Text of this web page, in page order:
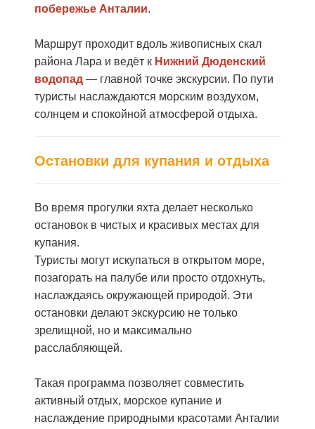
побережье Анталии.
Маршрут проходит вдоль живописных скал
района Лара и ведёт к Нижний Дюденский
водопад — главной точке экскурсии. По пути
туристы наслаждаются морским воздухом,
солнцем и спокойной атмосферой отдыха.
Остановки для купания и отдыха
Во время прогулки яхта делает несколько
остановок в чистых и красивых местах для
купания.
Туристы могут искупаться в открытом море,
позагорать на палубе или просто отдохнуть,
наслаждаясь окружающей природой. Эти
остановки делают экскурсию не только
зрелищной, но и максимально
расслабляющей.
Такая программа позволяет совместить
активный отдых, морское купание и
наслаждение природными красотами Анталии